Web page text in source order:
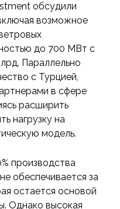
обсудили
возможное
до 700 МВт с
Параллельно
с Турцией,
в сфере
расширить
нагрузку на
модель.
производства
обеспечивается за
остается основой
Однако высокая